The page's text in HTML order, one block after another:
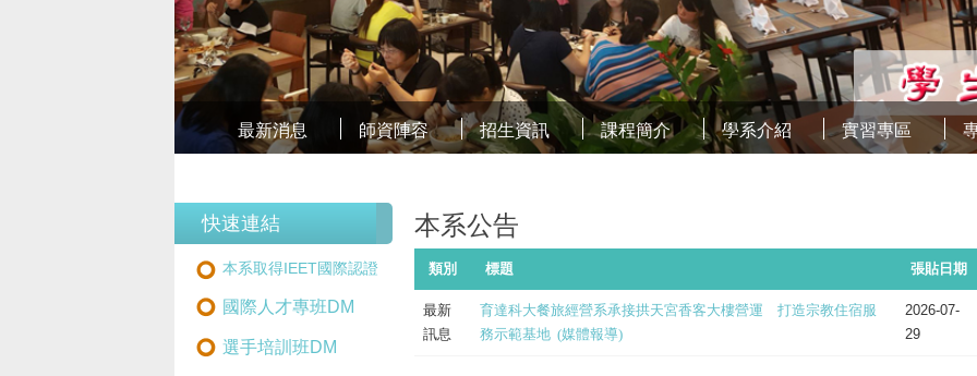
最新消息 師資陣容 招生資訊 課程簡介 學系介紹 實習專區
快速連結
本系取得IEET國際認證
國際人才專班DM
選手培訓班DM
本系公告
類別 標題 張貼日期
最新
訊息
育達科大餐旅經營系承接拱天宮香客大樓營運 打造宗教住宿服
務示範基地 (媒體報導)
2026-07-
29